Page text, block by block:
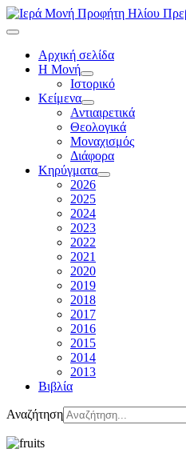
Αρχική σελίδα
Η Μονή
Ιστορικό
Κείμενα
Αντιαιρετικά
Θεολογικά
Μοναχισμός
Διάφορα
Κηρύγματα
2026
2025
2024
2023
2022
2021
2020
2019
2018
2017
2016
2015
2014
2013
Βιβλία
Αναζήτηση